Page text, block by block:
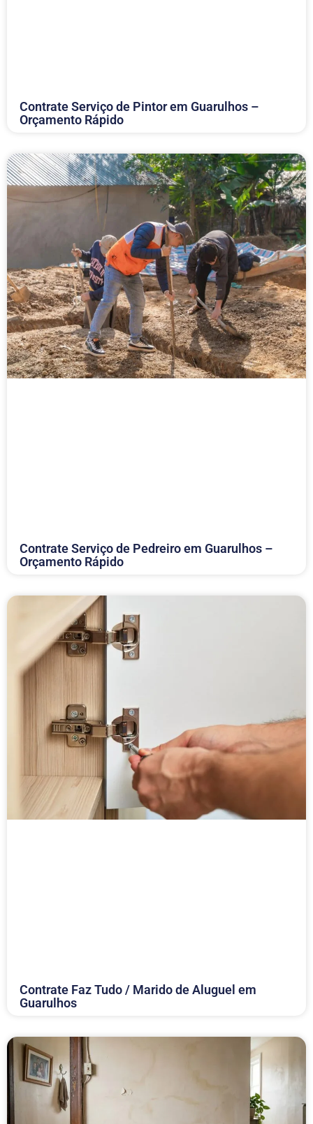
Contrate Serviço de Pintor em Guarulhos –
Orçamento Rápido
Contrate Serviço de Pedreiro em Guarulhos –
Orçamento Rápido
Contrate Faz Tudo / Marido de Aluguel em
Guarulhos